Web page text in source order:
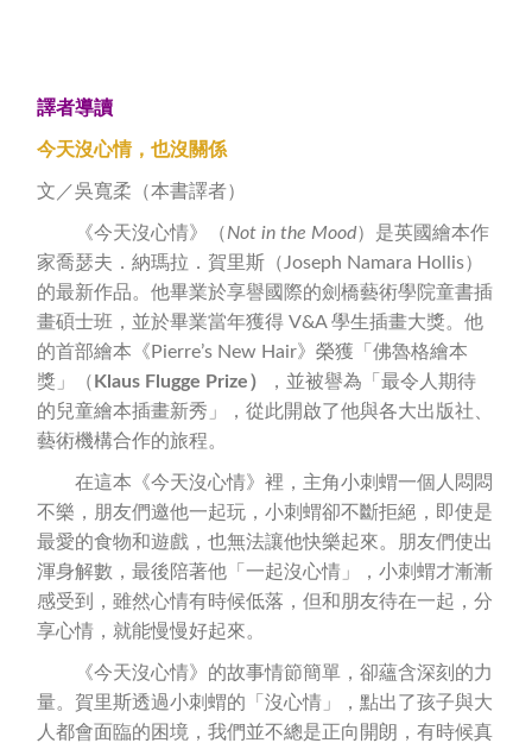
譯者導讀
今天沒心情，也沒關係
文／吳寬柔（本書譯者）
《今天沒心情》（Not in the Mood）是英國繪本作
家喬瑟夫．納瑪拉．賀里斯（Joseph Namara Hollis）
的最新作品。他畢業於享譽國際的劍橋藝術學院童書插
畫碩士班，並於畢業當年獲得 V&A 學生插畫大獎。他
的首部繪本《Pierre’s New Hair》榮獲「佛魯格繪本
獎」（ Klaus Flugge Prize ）
，並被譽為「最令人期待
的兒童繪本插畫新秀」，從此開啟了他與各大出版社、
藝術機構合作的旅程。
在這本《今天沒心情》裡，主角小刺蝟一個人悶悶
不樂，朋友們邀他一起玩，小刺蝟卻不斷拒絕，即使是
最愛的食物和遊戲，也無法讓他快樂起來。朋友們使出
渾身解數，最後陪著他「一起沒心情」，小刺蝟才漸漸
感受到，雖然心情有時候低落，但和朋友待在一起，分
享心情，就能慢慢好起來。
《今天沒心情》的故事情節簡單，卻蘊含深刻的力
量。賀里斯透過小刺蝟的「沒心情」，點出了孩子與大
人都會面臨的困境，我們並不總是正向開朗，有時候真